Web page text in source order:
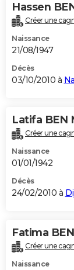
Hassen
Créer une
Naissance
21/08/1947
Décès
03/10/2010 à
Latifa BEN
Créer une
Naissance
01/01/1942
Décès
24/02/2010 à
Fatima
Créer une
Naissance